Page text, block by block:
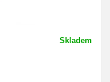
Skladem